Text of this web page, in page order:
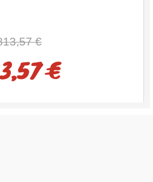
€
€